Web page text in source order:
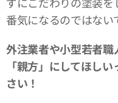
番気になるのではない
外注業者や小型若者
「親方」にしてほし
さい！